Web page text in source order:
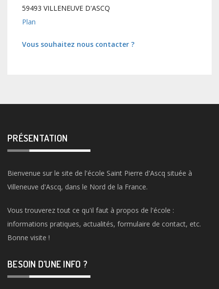
59493 VILLENEUVE D'ASCQ
Plan
Vous souhaitez nous contacter ?
PRÉSENTATION
Bienvenue sur le site de l'école Saint Pierre d'Ascq située à
Villeneuve d'Ascq, dans le Nord de la France.
Vous trouverez tout ce qu'il faut à propos de l'école :
informations pratiques, actualités, formulaire de contact, etc.
Bonne visite !
BESOIN D’UNE INFO ?